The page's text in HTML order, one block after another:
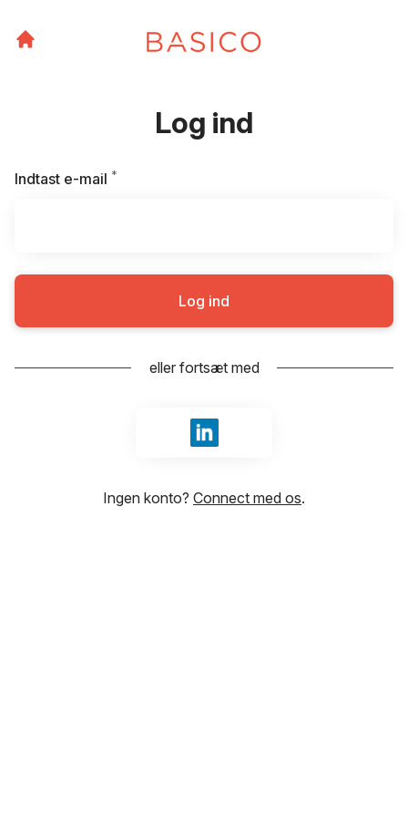
Log ind
Indtast e-mail *
Log ind
eller fortsæt med
Log ind med LinkedIn
Ingen konto? Connect med os.